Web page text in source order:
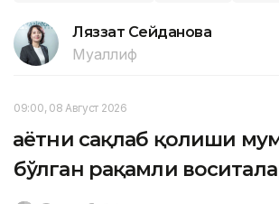
Ляззат Сейданова
Муаллиф
09:00, 08 Август 2026
Ҳаётни сақлаб қолиши
бўлган рақамли